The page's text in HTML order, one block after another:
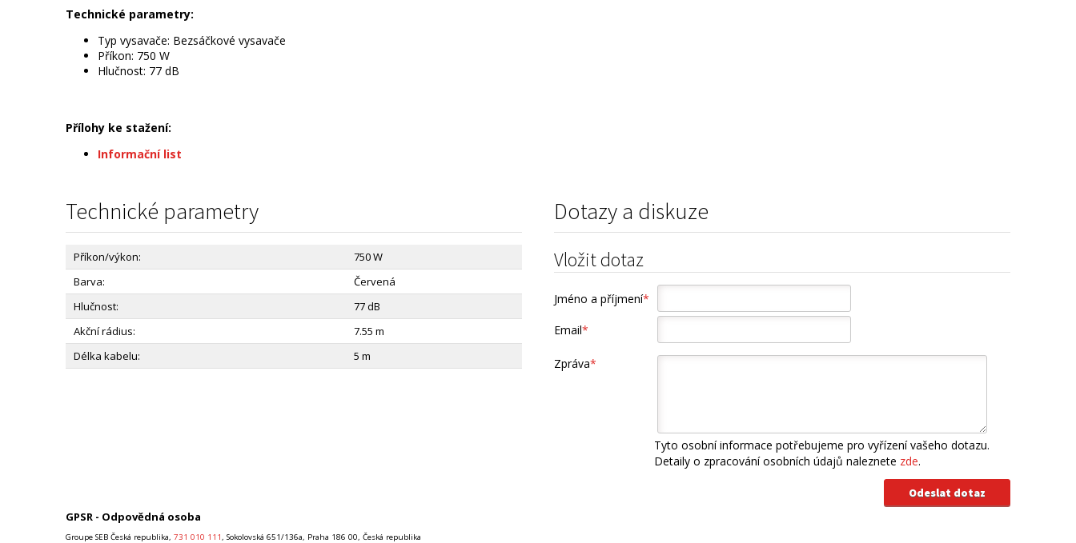
Technické parametry:
Typ vysavače: Bezsáčkové vysavače
Příkon: 750 W
Hlučnost: 77 dB
Přílohy ke stažení:
Informační list
Technické parametry
Příkon/výkon:
750 W
Barva:
Červená
Hlučnost:
77 dB
Akční rádius:
7.55 m
Délka kabelu:
5 m
Dotazy a diskuze
Vložit dotaz
Jméno a příjmení*
Email*
Zpráva*
Tyto osobní informace potřebujeme pro vyřízení vašeho dotazu.
Detaily o zpracování osobních údajů naleznete zde.
GPSR - Odpovědná osoba
Groupe SEB Česká republika, 731 010 111, Sokolovská 651/136a, Praha 186 00, Česká republika